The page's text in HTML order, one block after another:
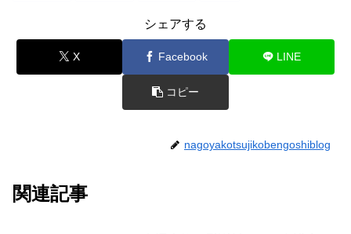
シェアする
X Facebook LINE
コピー
nagoyakotsujikobengoshiblog
関連記事